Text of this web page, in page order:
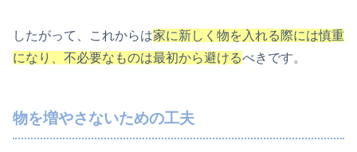
したがって、これからは家に新しく物を入れる際には慎重
になり、不必要なものは最初から避けるべきです。
物を増やさないための工夫